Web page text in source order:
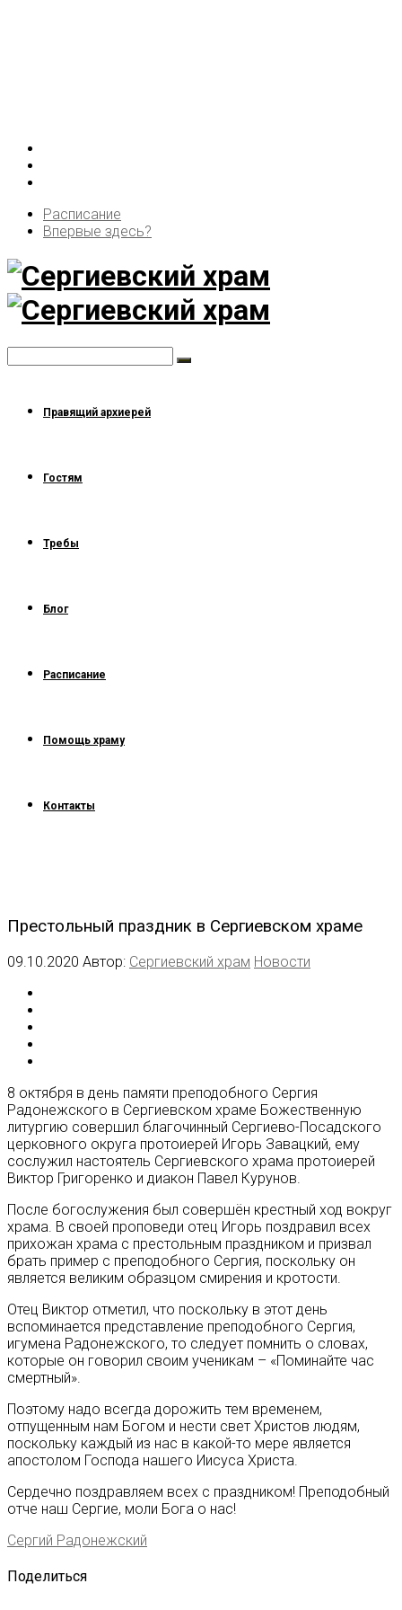
Расписание
Впервые здесь?
Правящий архиерей
Гостям
Требы
Блог
Расписание
Помощь храму
Контакты
Престольный праздник в Сергиевском храме
09.10.2020 Автор: Сергиевский храм Новости
8 октября в день памяти преподобного Сергия
Радонежского в Сергиевском храме Божественную
литургию совершил благочинный Сергиево-Посадского
церковного округа протоиерей Игорь Завацкий, ему
сослужил настоятель Сергиевского храма протоиерей
Виктор Григоренко и диакон Павел Курунов.
После богослужения был совершён крестный ход вокруг
храма. В своей проповеди отец Игорь поздравил всех
прихожан храма с престольным праздником и призвал
брать пример с преподобного Сергия, поскольку он
является великим образцом смирения и кротости.
Отец Виктор отметил, что поскольку в этот день
вспоминается представление преподобного Сергия,
игумена Радонежского, то следует помнить о словах,
которые он говорил своим ученикам – «Поминайте час
смертный».
Поэтому надо всегда дорожить тем временем,
отпущенным нам Богом и нести свет Христов людям,
поскольку каждый из нас в какой-то мере является
апостолом Господа нашего Иисуса Христа.
Сердечно поздравляем всех с праздником! Преподобный
отче наш Сергие, моли Бога о нас!
Сергий Радонежский
Поделиться